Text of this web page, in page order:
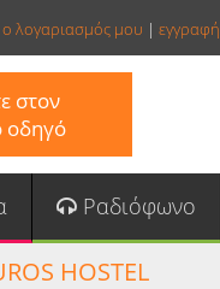
ο λογαριασμός μου | εγγραφή
στον
οδηγό
Ραδιόφωνο
HOSTEL